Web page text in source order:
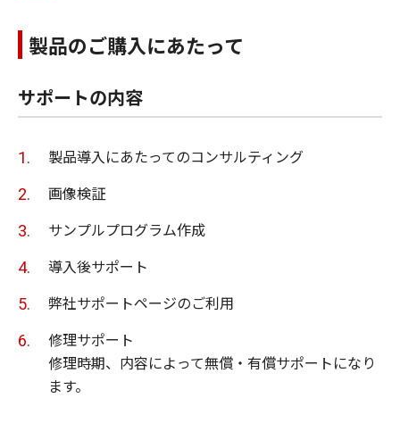
製品のご購入にあたって
サポートの内容
製品導入にあたってのコンサルティング
画像検証
サンプルプログラム作成
導入後サポート
弊社サポートページのご利用
修理サポート
修理時期、内容によって無償・有償サポートになり
ます。